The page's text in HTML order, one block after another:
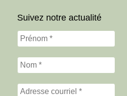
Suivez notre actualité